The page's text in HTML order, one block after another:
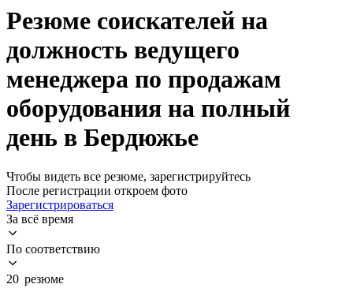
Резюме соискателей на
должность ведущего
менеджера по продажам
оборудования на полный
день в Бердюжье
Чтобы видеть все резюме, зарегистрируйтесь
После регистрации откроем фото
Зарегистрироваться
За всё время
По соответствию
20 резюме